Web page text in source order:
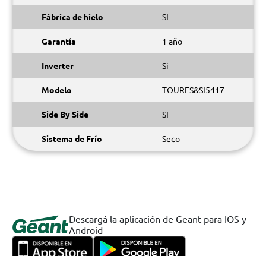
Fábrica de hielo SI
Garantía 1 año
Inverter Si
Modelo TOURFS&SI5417
Side By Side SI
Sistema de Frío Seco
Descargá la aplicación de Geant para IOS y
Android